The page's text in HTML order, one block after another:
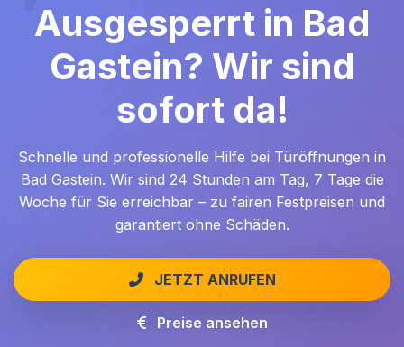
Ausgesperrt in Bad
Gastein? Wir sind
sofort da!
Schnelle und professionelle Hilfe bei Türöffnungen in
Bad Gastein. Wir sind 24 Stunden am Tag, 7 Tage die
Woche für Sie erreichbar – zu fairen Festpreisen und
garantiert ohne Schäden.
JETZT ANRUFEN
Preise ansehen